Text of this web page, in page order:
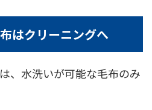
はクリーニングへ
、水洗いが可能な毛布のみ